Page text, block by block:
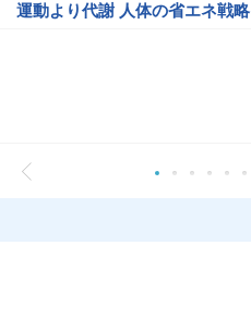
運動より代謝 人体の省エネ戦略